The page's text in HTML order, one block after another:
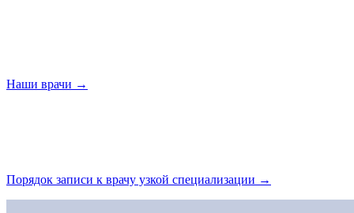
Наши врачи →
Порядок записи к врачу узкой специализации →